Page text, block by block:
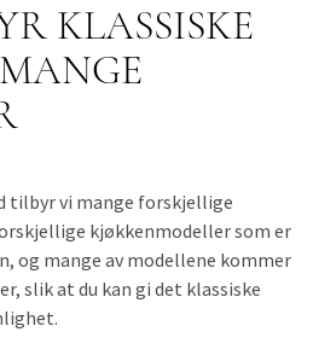
KLASSISKE
tilbyr vi mange forskjellige
kjøkkenmodeller som er
og mange av modellene kommer
slik at du kan gi det klassiske